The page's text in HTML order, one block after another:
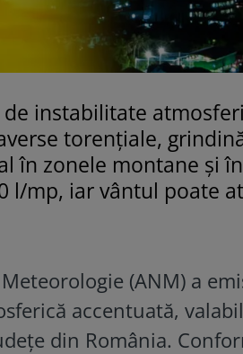
instabilitate
torențiale,
în zonele montane și
l/mp, iar vântul poate
(ANM) a
accentuată,
din România.